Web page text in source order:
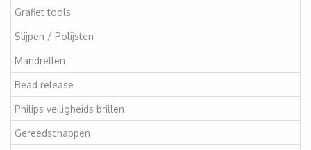
Grafiet tools
Slijpen / Polijsten
Mandrellen
Bead release
Philips veiligheids brillen
Gereedschappen